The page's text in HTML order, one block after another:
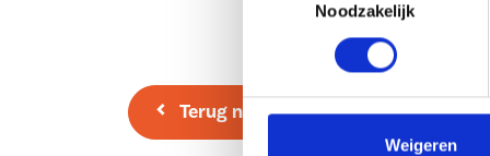
Noodzakelijk
Weigeren
Heeft u interesse om deze woning vrijblijvend
Wij nodigen u van harte uit om op uw gemak
kijken! Maak eenvoudig een afspraak door ons
mail te sturen.
Terug naar overzicht